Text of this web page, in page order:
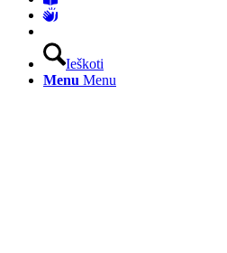
Ieškoti
Menu Menu